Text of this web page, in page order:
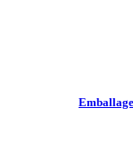
Emballage